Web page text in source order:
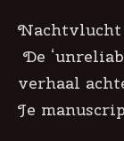
Nachtvlucht
De
verhaal
Je